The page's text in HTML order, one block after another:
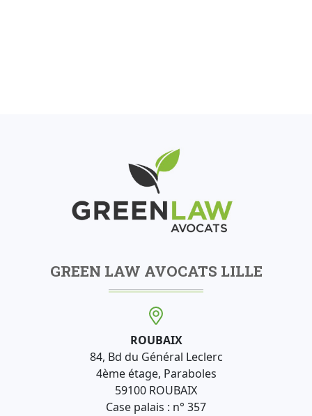
GREEN LAW AVOCATS LILLE
ROUBAIX
84, Bd du Général Leclerc
4ème étage, Paraboles
59100 ROUBAIX
Case palais : n° 357